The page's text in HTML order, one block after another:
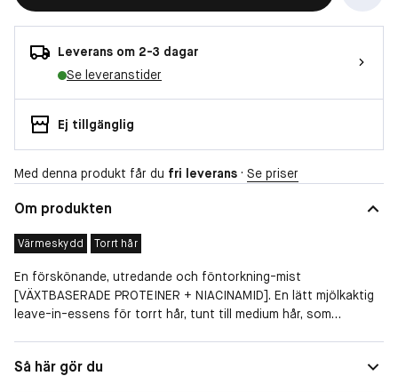
Leverans om 2-3 dagar
Se leveranstider
Ej tillgänglig
Med denna produkt får du fri leverans · Se priser
Om produkten
Värmeskydd Torrt hår
En förskönande, utredande och föntorkning-mist
[VÄXTBASERADE PROTEINER + NIACINAMID]. En lätt mjölkaktig
leave-in-essens för torrt hår, tunt till medium hår, som
utredande och föntorknings-mist [VÄXTBASERADE PROTEINER
+ NIACINAMID]. En lätt mjölkig leave-in-essens för torrt hår,
Så här gör du